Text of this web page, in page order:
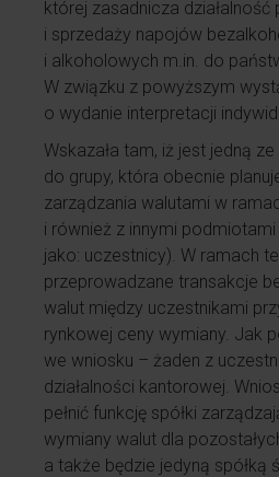
której zasadnicza działalność
i sprzedaży napojów
i alkoholowych m.in. do
W związku z powyższym
o wydanie interpretacji
Wskazała tam, iż jest jedną
do grupy, która obecnie
zarządzania walutami w
i również z innymi
jako: uczestnicy). W ramach
przeprowadzane transakcje
walut między uczestnikami
rynkowej ceny wymiany. Jak
we wniosku – żaden z
działalności kantorowej.
pełnić funkcję spółki
wymiany walut dla
a także będzie jedyną spółką